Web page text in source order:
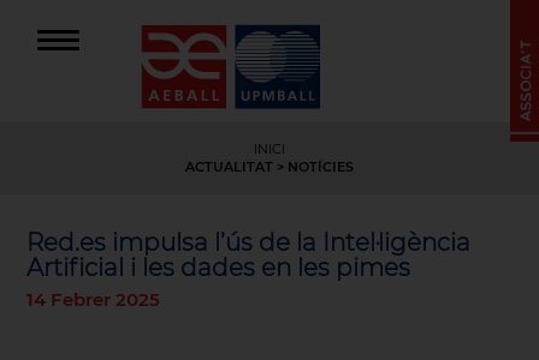
INICI
ACTUALITAT > NOTÍCIES
Red.es impulsa l’ús de la Intel·ligència
Artificial i les dades en les pimes
14 Febrer 2025